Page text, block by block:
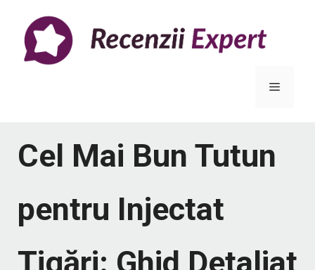
conținut
Meniu
Cel Mai Bun Tutun
pentru Injectat
Țigări: Ghid Detaliat